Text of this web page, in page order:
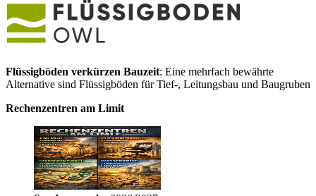
Flüssigböden verkürzen Bauzeit: Eine mehrfach bewährte
Alternative sind Flüssigböden für Tief-, Leitungsbau und Baugruben
Rechenzentren am Limit